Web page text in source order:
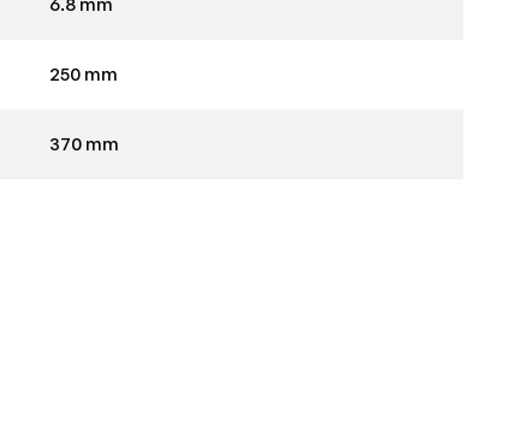
250 mm
370 mm